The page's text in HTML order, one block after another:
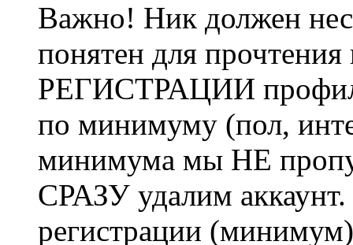
Важно! Ник должен
понятен для
РЕГИСТРАЦИИ профиль
по минимуму (пол,
минимума мы НЕ
СРАЗУ удалим
регистрации